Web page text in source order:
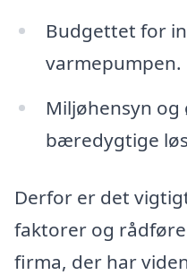
Budgettet for
varmepumpen.
Miljøhensyn og
bæredygtige
Derfor er det
faktorer og
firma, der har